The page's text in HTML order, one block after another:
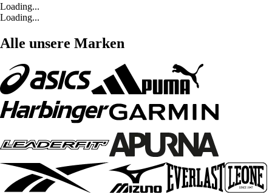
Loading...
Loading...
Alle unsere Marken